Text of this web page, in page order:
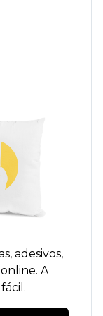
adesivos,
A